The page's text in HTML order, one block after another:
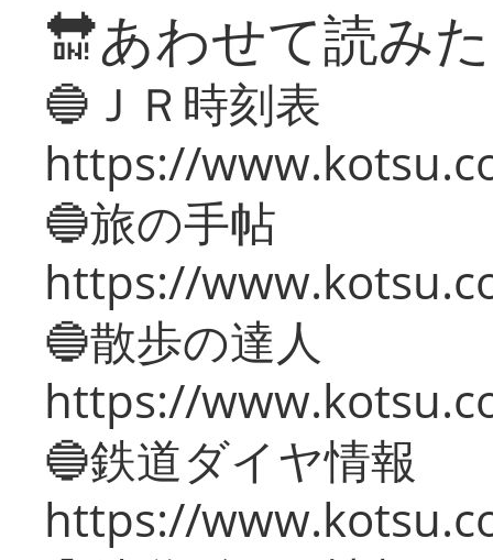
🔛あわせて読み
🔵ＪＲ時刻表
https://
🔵旅の手帖
https://
🔵散歩の達人
https://
🔵鉄道ダイヤ情報
https://